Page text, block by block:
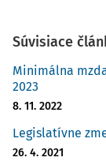
Súvisiace
Minimálna
2023
8. 11. 2022
Legislatívne
26. 4. 2021